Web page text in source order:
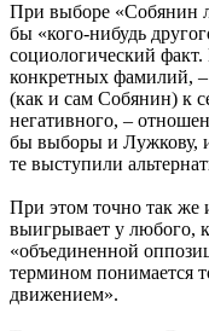
При выборе «Собянин
бы «кого-нибудь
социологический
конкретных фамилий,
(как и сам Собянин) к
негативного, –
бы выборы и Лужкову,
те выступили
При этом точно так же
выигрывает у любого,
«объединенной
термином понимается
движением».